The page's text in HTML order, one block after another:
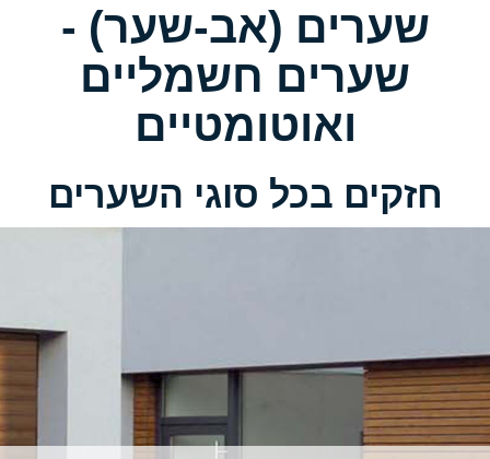
שערים (אב-שער) -
שערים חשמליים
ואוטומטיים
חזקים בכל סוגי השערים